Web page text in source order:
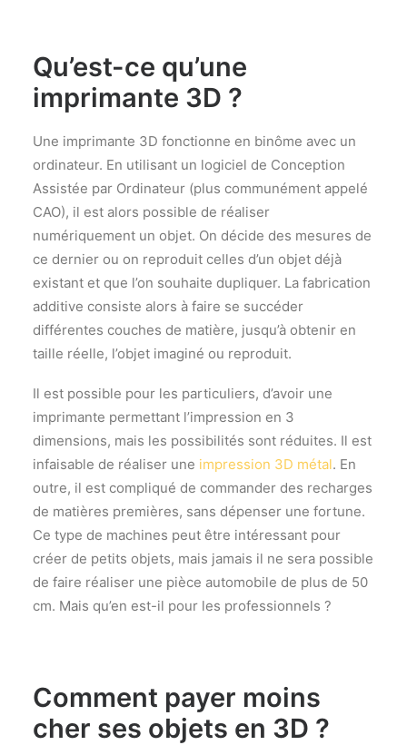
Qu’est-ce qu’une
imprimante 3D ?
Une imprimante 3D fonctionne en binôme avec un
ordinateur. En utilisant un logiciel de Conception
Assistée par Ordinateur (plus communément appelé
CAO), il est alors possible de réaliser
numériquement un objet. On décide des mesures de
ce dernier ou on reproduit celles d’un objet déjà
existant et que l’on souhaite dupliquer. La fabrication
additive consiste alors à faire se succéder
différentes couches de matière, jusqu’à obtenir en
taille réelle, l’objet imaginé ou reproduit.
Il est possible pour les particuliers, d’avoir une
imprimante permettant l’impression en 3
dimensions, mais les possibilités sont réduites. Il est
infaisable de réaliser une impression 3D métal. En
outre, il est compliqué de commander des recharges
de matières premières, sans dépenser une fortune.
Ce type de machines peut être intéressant pour
créer de petits objets, mais jamais il ne sera possible
de faire réaliser une pièce automobile de plus de 50
cm. Mais qu’en est-il pour les professionnels ?
Comment payer moins
cher ses objets en 3D ?